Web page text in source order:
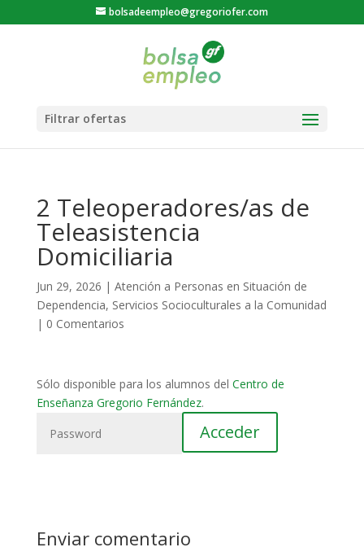
bolsadeempleo@gregoriofer.com
2 Teleoperadores/as de
Teleasistencia
Domiciliaria
Jun 29, 2026 | Atención a Personas en Situación de
Dependencia, Servicios Socioculturales a la Comunidad
| 0 Comentarios
Sólo disponible para los alumnos del Centro de
Enseñanza Gregorio Fernández.
Enviar comentario